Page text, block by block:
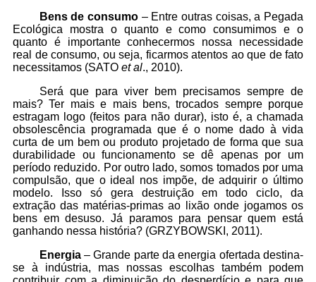
Bens de consumo – Entre outras coisas, a Pegada
Ecológica mostra o quanto e como consumimos e o
quanto é importante conhecermos nossa necessidade
real de consumo, ou seja, ficarmos atentos ao que de fato
necessitamos (SATO et al., 2010).
Será que para viver bem precisamos sempre de
mais? Ter mais e mais bens, trocados sempre porque
estragam logo (feitos para não durar), isto é, a chamada
obsolescência programada que é o nome dado à vida
curta de um bem ou produto projetado de forma que sua
durabilidade ou funcionamento se dê apenas por um
período reduzido. Por outro lado, somos tomados por uma
compulsão, que o ideal nos impõe, de adquirir o último
modelo. Isso só gera destruição em todo ciclo, da
extração das matérias-primas ao lixão onde jogamos os
bens em desuso. Já paramos para pensar quem está
ganhando nessa história? (GRZYBOWSKI, 2011).
Energia– Grande parte da energia ofertada destina-
se à indústria, mas nossas escolhas também podem